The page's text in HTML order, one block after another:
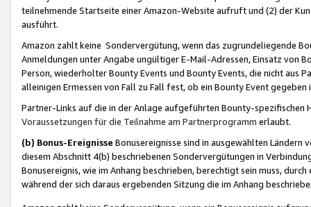
teilnehmende Startseite einer Amazon-Website aufruft und (2) der
ausführt.
Amazon zahlt keine Sondervergütung, wenn das zugrundeliegende
Anmeldungen unter Angabe ungültiger E-Mail-Adressen, Einsatz von
Person, wiederholter Bounty Events und Bounty Events, die nicht
alleinigen Ermessen von Fall zu Fall fest, ob ein Bounty Event
Partner-Links auf die in der Anlage aufgeführten Bounty-spezifischen
Voraussetzungen für die Teilnahme am Partnerprogramm erlaubt.
(b) Bonus-Ereignisse Bonusereignisse sind in ausgewählten Ländern
diesem Abschnitt 4(b) beschriebenen Sondervergütungen in
Bonusereignis, wie im Anhang beschrieben, berechtigt sein muss,
während der sich daraus ergebenden Sitzung die im Anhang